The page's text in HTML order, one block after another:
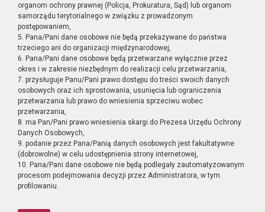
organom ochrony prawnej (Policja, Prokuratura, Sąd) lub organom
samorządu terytorialnego w związku z prowadzonym
postępowaniem,
5. Pana/Pani dane osobowe nie będą przekazywane do państwa
trzeciego ani do organizacji międzynarodowej,
6. Pana/Pani dane osobowe będą przetwarzane wyłącznie przez
okres i w zakresie niezbędnym do realizacji celu przetwarzania,
7. przysługuje Panu/Pani prawo dostępu do treści swoich danych
osobowych oraz ich sprostowania, usunięcia lub ograniczenia
przetwarzania lub prawo do wniesienia sprzeciwu wobec
przetwarzania,
8. ma Pan/Pani prawo wniesienia skargi do Prezesa Urzędu Ochrony
Danych Osobowych,
9. podanie przez Pana/Panią danych osobowych jest fakultatywne
(dobrowolne) w celu udostępnienia strony internetowej,
10. Pana/Pani dane osobowe nie będą podlegały zautomatyzowanym
procesom podejmowania decyzji przez Administratora, w tym
profilowaniu.